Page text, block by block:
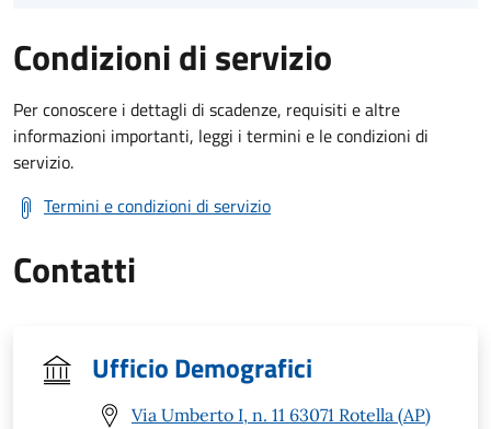
Condizioni di servizio
Per conoscere i dettagli di scadenze, requisiti e altre
informazioni importanti, leggi i termini e le condizioni di
servizio.
Termini e condizioni di servizio
Contatti
Ufficio Demografici
Via Umberto I, n. 11 63071 Rotella (AP)